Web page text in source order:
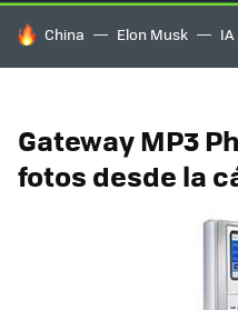
HOY SE HABLA DE
China Elon Musk IA
Gateway MP3
fotos desde la